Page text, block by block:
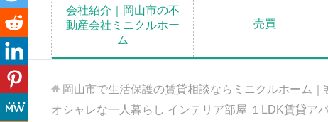
会社紹介｜岡山市の不
動産会社ミニクルホー
ム
売買
岡山市で生活保護の賃貸相談ならミニクルホーム
オシャレな一人暮らし インテリア部屋 １LDK賃貸ア